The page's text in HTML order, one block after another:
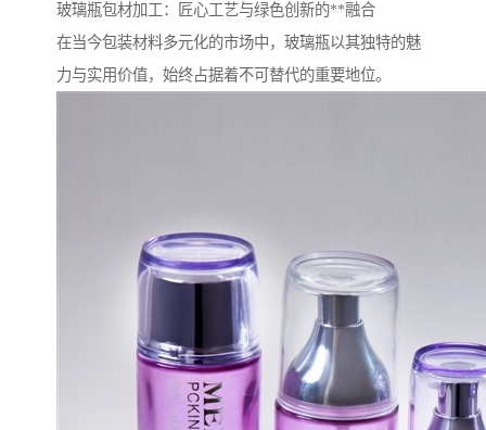
玻璃瓶包材加工：匠心工艺与绿色创新的**融合
在当今包装材料多元化的市场中，玻璃瓶以其独特的魅
力与实用价值，始终占据着不可替代的重要地位。